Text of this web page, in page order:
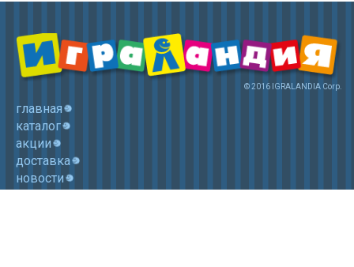
© 2016 IGRALANDIA Corp.
главная
каталог
акции
доставка
новости